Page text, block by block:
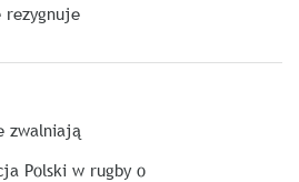
rezygnuje
zwalniają
Polski w rugby o